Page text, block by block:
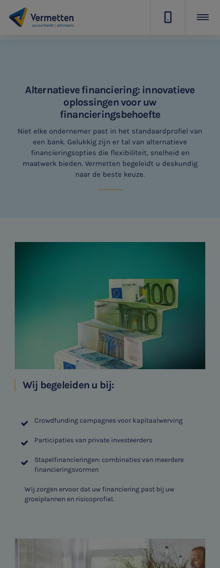
Alternatieve financiering: innovatieve
oplossingen voor uw
financieringsbehoefte
Niet elke ondernemer past in het standaardprofiel van
een bank. Gelukkig zijn er tal van alternatieve
financieringsopties die flexibiliteit, snelheid en
maatwerk bieden. Vermetten begeleidt u deskundig
naar de beste keuze.
Wij begeleiden u bij:
Crowdfunding campagnes voor kapitaalwerving
Participaties van private investeerders
Stapelfinancieringen: combinaties van meerdere
financieringsvormen
Wij zorgen ervoor dat uw financiering past bij uw
groeiplannen en risicoprofiel.